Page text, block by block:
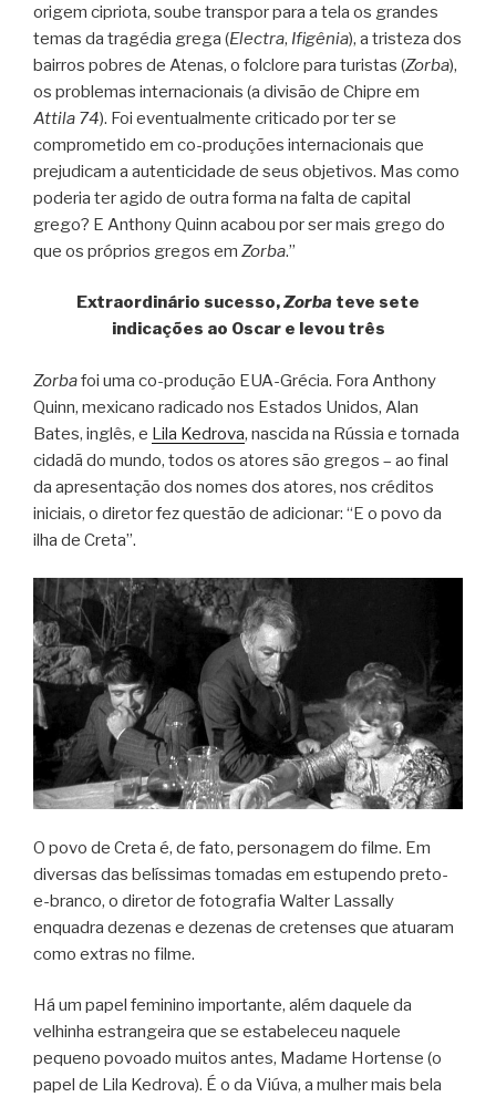
origem cipriota, soube transpor para a tela os grandes
temas da tragédia grega (Electra, Ifigênia), a tristeza dos
bairros pobres de Atenas, o folclore para turistas (Zorba),
os problemas internacionais (a divisão de Chipre em
Attila 74). Foi eventualmente criticado por ter se
comprometido em co-produções internacionais que
prejudicam a autenticidade de seus objetivos. Mas como
poderia ter agido de outra forma na falta de capital
grego? E Anthony Quinn acabou por ser mais grego do
que os próprios gregos em Zorba.”
Extraordinário sucesso,Zorba teve sete
indicações ao Oscar e levou três
Zorbafoi uma co-produção EUA-Grécia. Fora Anthony
Quinn, mexicano radicado nos Estados Unidos, Alan
Bates, inglês, e Lila Kedrova, nascida na Rússia e tornada
cidadã do mundo, todos os atores são gregos – ao final
da apresentação dos nomes dos atores, nos créditos
iniciais, o diretor fez questão de adicionar: “E o povo da
ilha de Creta”.
O povo de Creta é, de fato, personagem do filme. Em
diversas das belíssimas tomadas em estupendo preto-
e-branco, o diretor de fotografia Walter Lassally
enquadra dezenas e dezenas de cretenses que atuaram
como extras no filme.
Há um papel feminino importante, além daquele da
velhinha estrangeira que se estabeleceu naquele
pequeno povoado muitos antes, Madame Hortense (o
papel de Lila Kedrova). É o da Viúva, a mulher mais bela